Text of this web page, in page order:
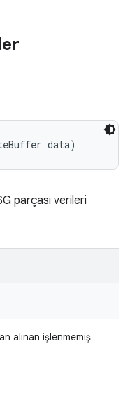
data)
parçası verileri
alınan işlenmemiş